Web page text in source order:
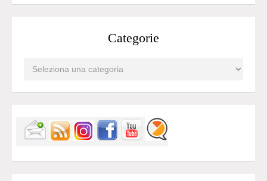
Categorie